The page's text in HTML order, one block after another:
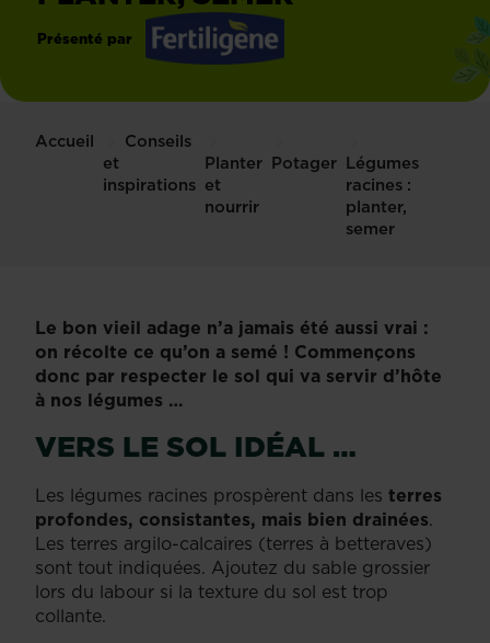
Présenté par
Accueil
Conseils
et
inspirations
Planter
et
nourrir
Potager Légumes
racines :
planter,
semer
Le bon vieil adage n’a jamais été aussi vrai :
on récolte ce qu’on a semé ! Commençons
donc par respecter le sol qui va servir d’hôte
à nos légumes …
VERS LE SOL IDÉAL …
Les légumes racines prospèrent dans les terres
profondes, consistantes, mais bien drainées.
Les terres argilo-calcaires (terres à betteraves)
sont tout indiquées. Ajoutez du sable grossier
lors du labour si la texture du sol est trop
collante.